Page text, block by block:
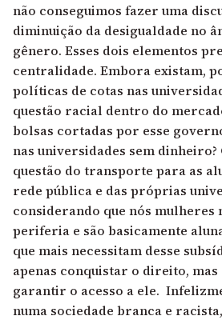
não conseguimos fazer uma
diminuição da desigualdade no
gênero. Esses dois elementos
centralidade. Embora existam,
políticas de cotas nas
questão racial dentro do
bolsas cortadas por esse
nas universidades sem dinheiro?
questão do transporte para as
rede pública e das próprias
considerando que nós mulheres
periferia e são basicamente
que mais necessitam desse
apenas conquistar o direito,
garantir o acesso a ele.
numa sociedade branca e